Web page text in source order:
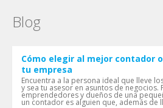
Blog
Cómo elegir al mejor contador
tu empresa
Encuentra a la persona ideal que lleve
y sea tu asesor en asuntos de negocios.
emprendedores y dueños de una
un contador es alguien que, además de